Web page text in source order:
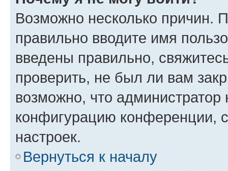
Возможно несколько причин.
правильно вводите имя
введены правильно,
проверить, не был ли вам
возможно, что администратор
конфигурацию конференции,
настроек.
Вернуться к началу